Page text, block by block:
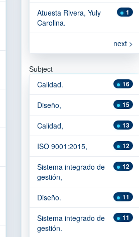
1
Atuesta Rivera, Yuly
Carolina.
next >
Subject
16
Calidad.
15
Diseño,
13
Calidad,
12
ISO 9001:2015,
12
Sistema integrado de
gestión,
11
Diseño.
11
Sistema integrado de
gestión.